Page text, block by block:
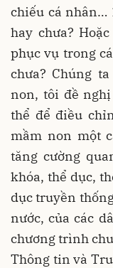
chiếu cá nhân…
hay chưa?
phục vụ trong
chưa? Chúng
non, tôi đề
thể để điều
mầm non một
tăng cường
khóa, thể dục,
dục truyền
nước, của các
chương trình
Thông tin và